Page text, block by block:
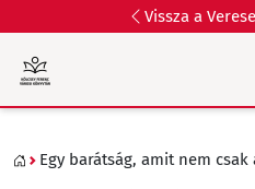
Vissza a
Egy barátság, amit nem